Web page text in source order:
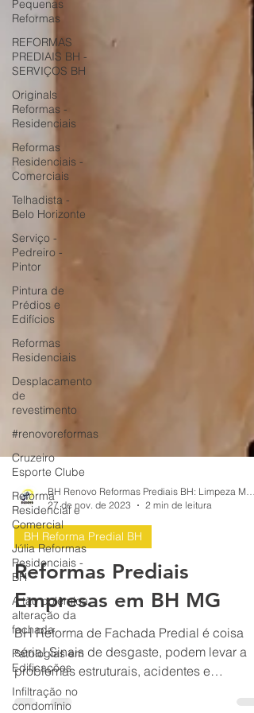
Pequenas
Reformas
REFORMAS
PREDIAIS BH -
SERVIÇOS BH
Originals
Reformas -
Residenciais
Reformas
Residenciais -
Comerciais
Telhadista -
Belo Horizonte
Serviço -
Pedreiro -
Pintor
Pintura de
Prédios e
Edifícios
Reformas
Residenciais
Desplacamento
de
revestimento
#renovoreformas
Cruzeiro
Esporte Clube
Reforma
Residencial e
Comercial
Júlia Reformas
Residenciais -
BH
A tão polêmica
alteração da
fachada
Patologias em
Edificações
Infiltração no
condomínio
27 de nov. de 2023
BH Reforma Predial BH
Reformas Prediais
Empresas em BH MG
BH Reforma de Fachada Predial é coisa
séria! Sinais de desgaste, podem levar a
problemas estruturais, acidentes e